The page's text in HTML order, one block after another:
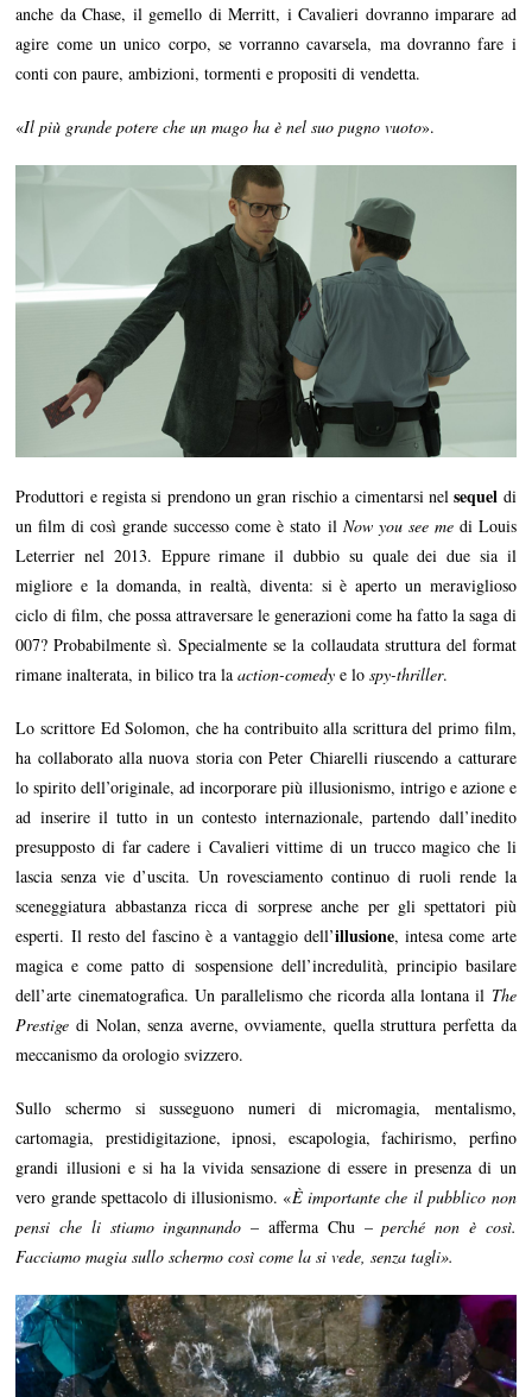
anche da Chase, il gemello di Merritt, i Cavalieri dovranno imparare ad
agire come un unico corpo, se vorranno cavarsela, ma dovranno fare i
conti con paure, ambizioni, tormenti e propositi di vendetta.
«Il più grande potere che un mago ha è nel suo pugno vuoto».
Produttori e regista si prendono un gran rischio a cimentarsi nelsequel di
un film di così grande successo come è stato il Now you see medi Louis
Leterrier nel 2013. Eppure rimane il dubbio su quale dei due sia il
migliore e la domanda, in realtà, diventa: si è aperto un meraviglioso
ciclo di film, che possa attraversare le generazioni come ha fatto la saga di
007? Probabilmente sì. Specialmente se la collaudata struttura del format
rimane inalterata, in bilico tra laaction-comedy e lospy-thriller.
Lo scrittore Ed Solomon, che ha contribuito alla scrittura del primo film,
ha collaborato alla nuova storia con Peter Chiarelli riuscendo a catturare
lo spirito dell’originale, ad incorporare più illusionismo, intrigo e azione e
ad inserire il tutto in un contesto internazionale, partendo dall’inedito
presupposto di far cadere i Cavalieri vittime di un trucco magico che li
lascia senza vie d’uscita. Un rovesciamento continuo di ruoli rende la
sceneggiatura abbastanza ricca di sorprese anche per gli spettatori più
esperti. Il resto del fascino è a vantaggio dell’illusione, intesa come arte
magica e come patto di sospensione dell’incredulità, principio basilare
dell’arte cinematografica. Un parallelismo che ricorda alla lontana il The
Prestige di Nolan, senza averne, ovviamente, quella struttura perfetta da
meccanismo da orologio svizzero.
Sullo schermo si susseguono numeri di micromagia, mentalismo,
cartomagia, prestidigitazione, ipnosi, escapologia, fachirismo, perfino
grandi illusioni e si ha la vivida sensazione di essere in presenza di un
vero grande spettacolo di illusionismo. «È importante che il pubblico non
pensi che li stiamo ingannando– afferma Chu –perché non è così.
Facciamo magia sullo schermo così come la si vede, senza tagli».